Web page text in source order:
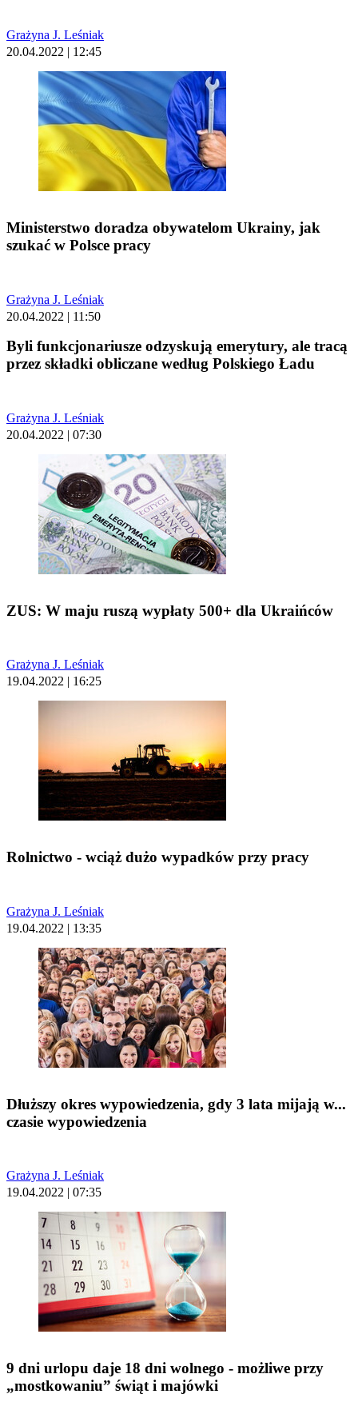
Grażyna J. Leśniak
20.04.2022 | 12:45
Ministerstwo doradza obywatelom Ukrainy, jak
szukać w Polsce pracy
Grażyna J. Leśniak
20.04.2022 | 11:50
Byli funkcjonariusze odzyskują emerytury, ale tracą
przez składki obliczane według Polskiego Ładu
Grażyna J. Leśniak
20.04.2022 | 07:30
ZUS: W maju ruszą wypłaty 500+ dla Ukraińców
Grażyna J. Leśniak
19.04.2022 | 16:25
Rolnictwo - wciąż dużo wypadków przy pracy
Grażyna J. Leśniak
19.04.2022 | 13:35
Dłuższy okres wypowiedzenia, gdy 3 lata mijają w...
czasie wypowiedzenia
Grażyna J. Leśniak
19.04.2022 | 07:35
9 dni urlopu daje 18 dni wolnego - możliwe przy
„mostkowaniu” świąt i majówki